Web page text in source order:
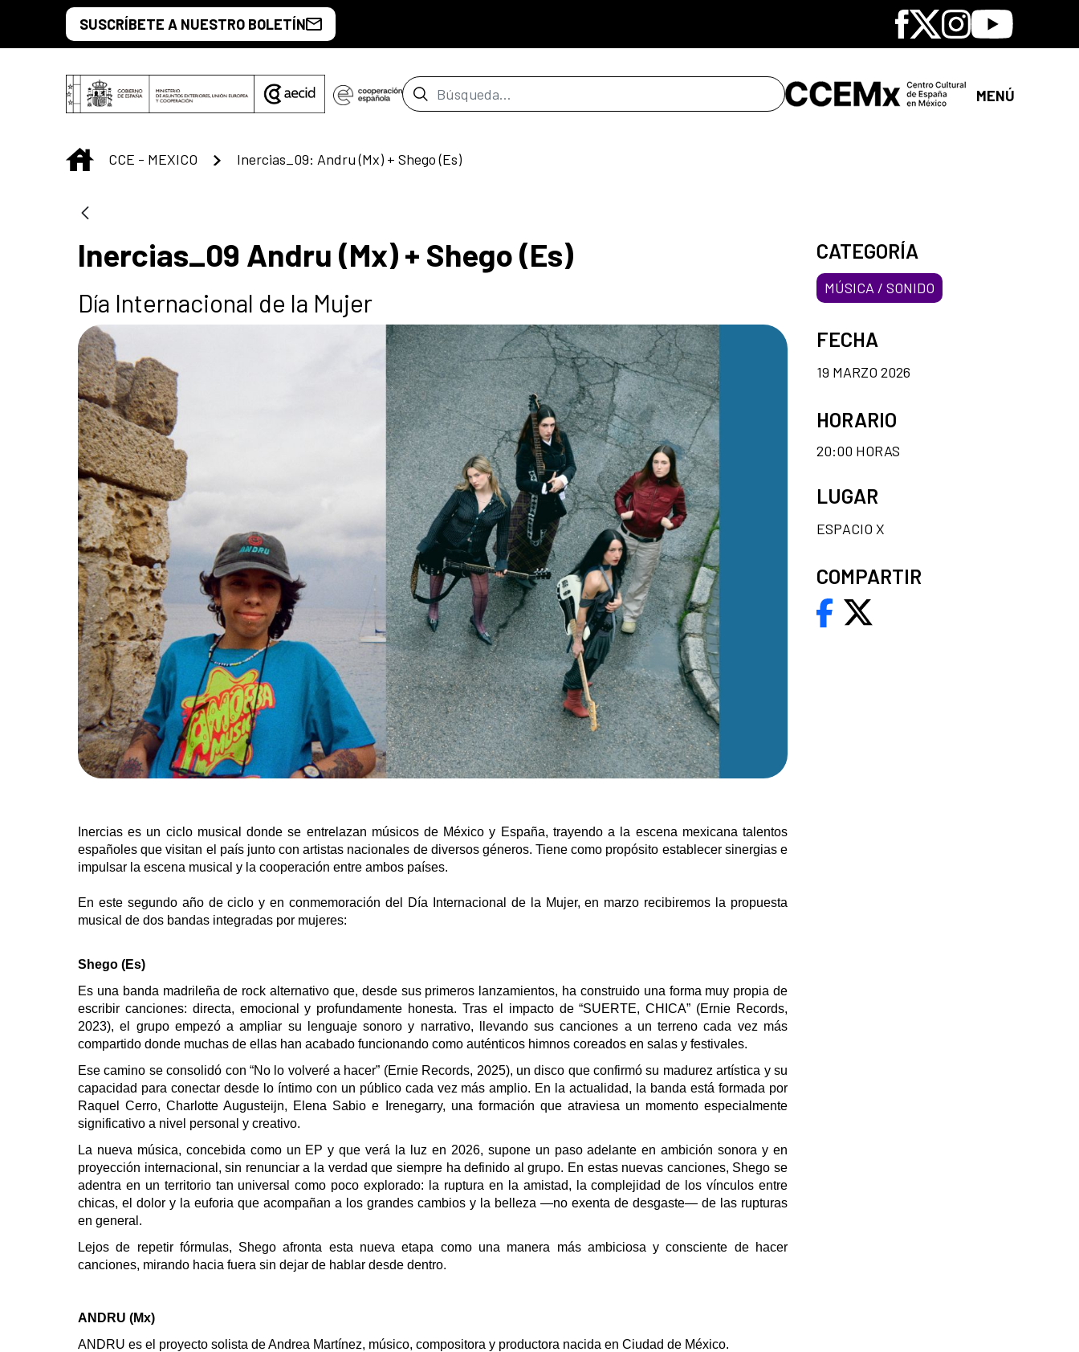
Saltar al contenido principal
SUSCRÍBETE A NUESTRO BOLETÍN Facebook
X Instagram
Youtube
Barra de búsqueda MENÚ
INICIO
CCE - MEXICO Inercias_09: Andru (Mx) + Shego (Es)
Inercias_09 Andru (Mx) + Shego (Es)
Día Internacional de la Mujer
Inercias es un ciclo musical donde se entrelazan músicos de México y España, trayendo a la escena mexicana talentos
españoles que visitan el país junto con artistas nacionales de diversos géneros. Tiene como propósito establecer sinergias e
impulsar la escena musical y la cooperación entre ambos países.
En este segundo año de ciclo y en conmemoración del Día Internacional de la Mujer, en marzo recibiremos la propuesta
musical de dos bandas integradas por mujeres:
Shego (Es)
Es una banda madrileña de rock alternativo que, desde sus primeros lanzamientos, ha construido una forma muy propia de
escribir canciones: directa, emocional y profundamente honesta. Tras el impacto de “SUERTE, CHICA” (Ernie Records,
2023), el grupo empezó a ampliar su lenguaje sonoro y narrativo, llevando sus canciones a un terreno cada vez más
compartido donde muchas de ellas han acabado funcionando como auténticos himnos coreados en salas y festivales.
Ese camino se consolidó con “No lo volveré a hacer” (Ernie Records, 2025), un disco que confirmó su madurez artística y su
capacidad para conectar desde lo íntimo con un público cada vez más amplio. En la actualidad, la banda está formada por
Raquel Cerro, Charlotte Augusteijn, Elena Sabio e Irenegarry, una formación que atraviesa un momento especialmente
significativo a nivel personal y creativo.
La nueva música, concebida como un EP y que verá la luz en 2026, supone un paso adelante en ambición sonora y en
proyección internacional, sin renunciar a la verdad que siempre ha definido al grupo. En estas nuevas canciones, Shego se
adentra en un territorio tan universal como poco explorado: la ruptura en la amistad, la complejidad de los vínculos entre
chicas, el dolor y la euforia que acompañan a los grandes cambios y la belleza —no exenta de desgaste— de las rupturas
en general.
Lejos de repetir fórmulas, Shego afronta esta nueva etapa como una manera más ambiciosa y consciente de hacer
canciones, mirando hacia fuera sin dejar de hablar desde dentro.
ANDRU (Mx)
ANDRU es el proyecto solista de Andrea Martínez, músico, compositora y productora nacida en Ciudad de México.
CATEGORÍA
MÚSICA / SONIDO
FECHA
19 MARZO 2026
HORARIO
20:00 HORAS
LUGAR
ESPACIO X
COMPARTIR